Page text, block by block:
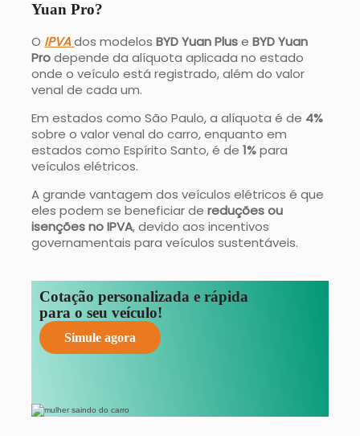
Yuan Pro?
O IPVAdos modelosBYD Yuan PluseBYD Yuan
Prodepende da alíquota aplicada no estado
onde o veículo está registrado, além do valor
venal de cada um.
Em estados como São Paulo, a alíquota é de 4%
sobre o valor venal do carro, enquanto em
estados como Espírito Santo, é de1%para
veículos elétricos.
A grande vantagem dos veículos elétricos é que
eles podem se beneficiar dereduções ou
isenções no IPVA, devido aos incentivos
governamentais para veículos sustentáveis.
Cotação personalizada e rápida
para o seu veículo!
Simule agora